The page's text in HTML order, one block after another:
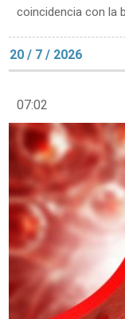
coincidencia con la
20 / 7 / 2026
07:02